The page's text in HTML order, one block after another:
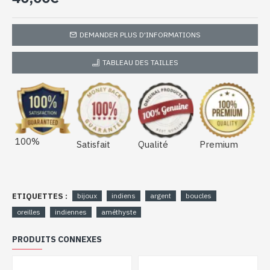
DEMANDER PLUS D'INFORMATIONS
TABLEAU DES TAILLES
100% Satisfait Qualité Premium
ETIQUETTES : bijoux indiens argent
boucles
oreilles
indiennes améthyste
PRODUITS CONNEXES